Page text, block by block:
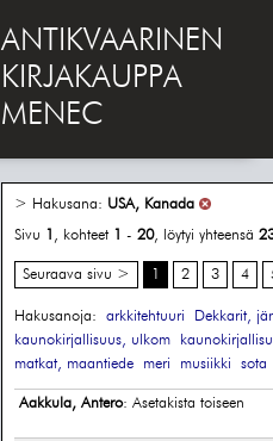
ANTIKVAARINEN
KIRJAKAUPPA
MENEC
> Hakusana: USA, Kanada
Sivu 1 , kohteet 1 - 20, löytyi yhteensä
Seuraava sivu > 1 2 3 4
Hakusanoja: arkkitehtuuri
Dekkarit,
kaunokirjallisuus, ulkom
matkat, maantiede
meri musiikki sota
Aakkula, Antero: Asetakista toiseen